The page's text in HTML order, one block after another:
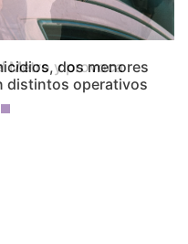
dos menores
distintos operativos